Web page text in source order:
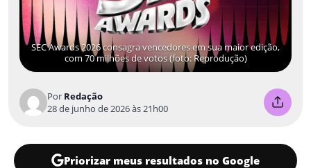
SEC Awards 2026 consagra vencedores em sua maior edição,
com 70 milhões de votos (foto: Reprodução)
Por Redação
28 de junho de 2026 às 21h00
Priorizar meus resultados no Google